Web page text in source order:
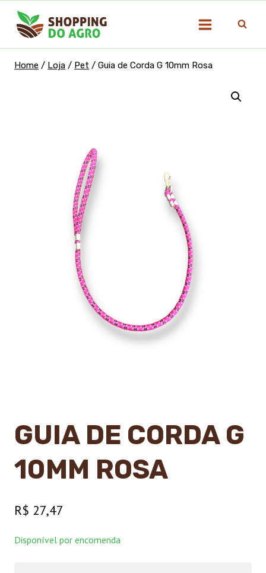
para
Home / Loja / Pet / Guia de Corda G 10mm Rosa
GUIA DE CORDA G
10MM ROSA
R$ 27,47
Disponível por encomenda